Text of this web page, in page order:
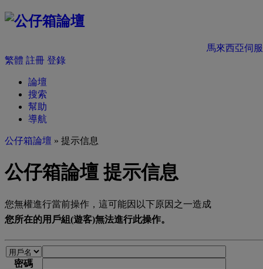
馬來西亞伺
繁體 註冊 登錄
論壇
搜索
幫助
導航
公仔箱論壇 » 提示信息
公仔箱論壇 提示信息
您無權進行當前操作，這可能因以下原因之一造成
您所在的用戶組(遊客)無法進行此操作。
密碼